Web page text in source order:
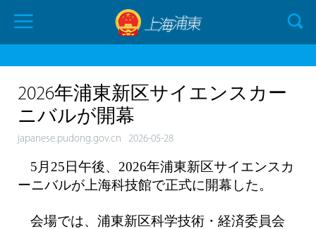
2026年浦東新区サイエンスカー
ニバルが開幕
japanese.pudong.gov.cn 2026-05-28
5月25日午後、2026年浦東新区サイエンスカ
ーニバルが上海科技館で正式に開幕した。
会場では、浦東新区科学技術・経済委員会